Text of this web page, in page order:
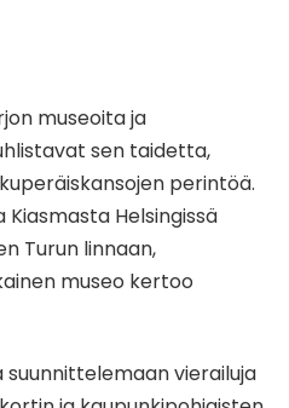
museoita ja
sen taidetta,
perintöä.
Helsingissä
Turun linnaan,
museo kertoo
suunnittelemaan vierailuja